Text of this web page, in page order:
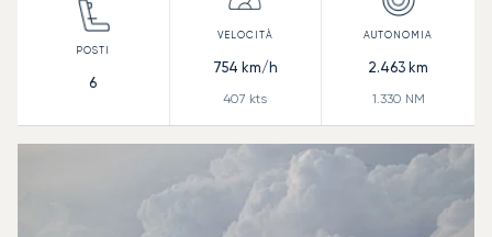
6
754 km/h
407 kts
2.463 km
1.330 NM